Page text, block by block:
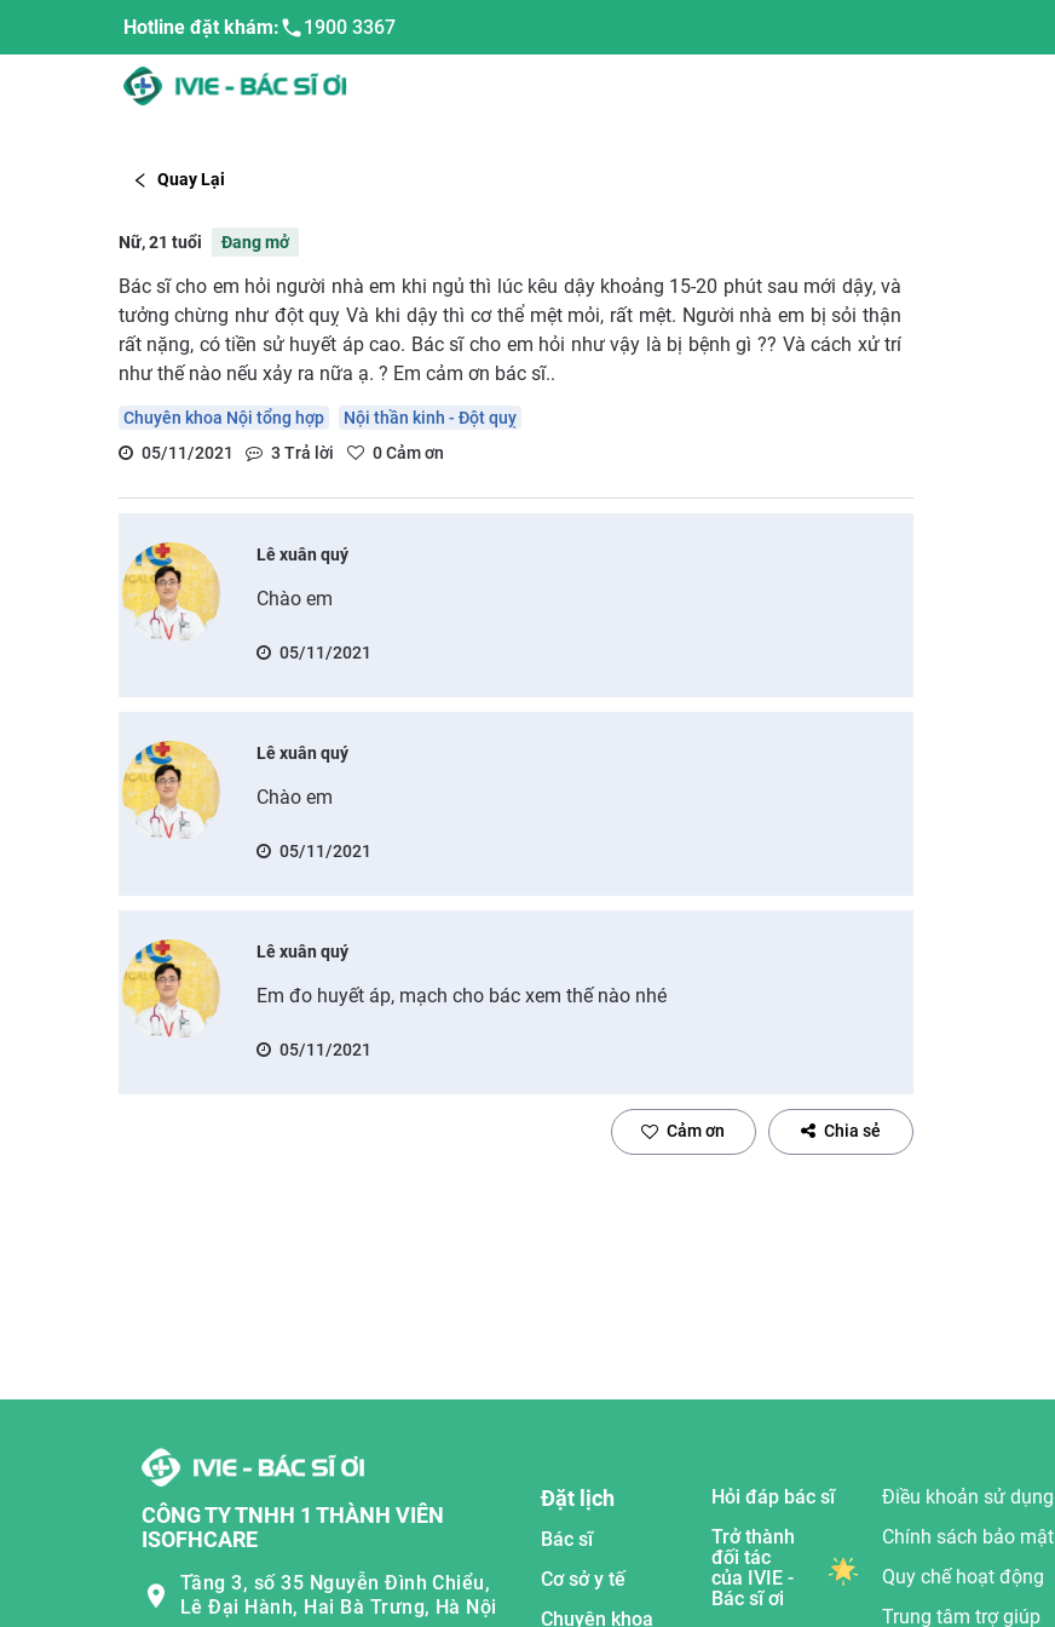
Hotline đặt khám: 1900 3367
Quay Lại
Nữ, 21 tuổi Đang mở
Bác sĩ cho em hỏi người nhà em khi ngủ thì lúc kêu dậy khoảng 15-20 phút sau mới dậy, và
tưởng chừng như đột quỵ Và khi dậy thì cơ thể mệt mỏi, rất mệt. Người nhà em bị sỏi thận
rất nặng, có tiền sử huyết áp cao. Bác sĩ cho em hỏi như vậy là bị bệnh gì ?? Và cách xử trí
như thế nào nếu xảy ra nữa ạ. ? Em cảm ơn bác sĩ..
Chuyên khoa Nội tổng hợp
Nội thần kinh - Đột quỵ
05/11/2021
3 Trả lời 0Cảm ơn
Lê xuân quý
Chào em
05/11/2021
Lê xuân quý
Chào em
05/11/2021
Lê xuân quý
Em đo huyết áp, mạch cho bác xem thế nào nhé
05/11/2021
Cảm ơn Chia sẻ
CÔNG TY TNHH 1 THÀNH VIÊN
ISOFHCARE
Tầng 3, số 35 Nguyễn Đình Chiểu,
Lê Đại Hành, Hai Bà Trưng, Hà Nội
Đặt lịch
Bác sĩ
Cơ sở y tế
Chuyên khoa
Hỏi đáp bác sĩ
Trở thành
đối tác
của IVIE -
Bác sĩ ơi
Điều khoản sử dụng
Chính sách bảo mật
Quy chế hoạt động
Trung tâm trợ giúp